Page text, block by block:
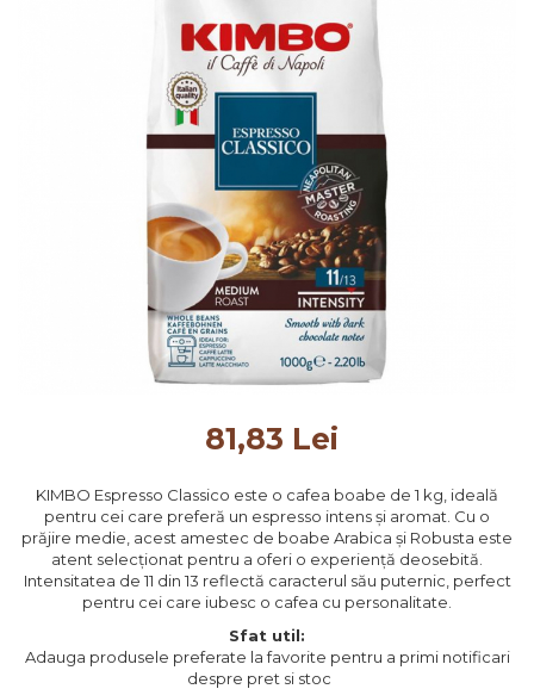
81,83 Lei
KIMBO Espresso Classico este o cafea boabe de 1 kg, ideală
pentru cei care preferă un espresso intens și aromat. Cu o
prăjire medie, acest amestec de boabe Arabica și Robusta este
atent selecționat pentru a oferi o experiență deosebită.
Intensitatea de 11 din 13 reflectă caracterul său puternic, perfect
pentru cei care iubesc o cafea cu personalitate.
Sfat util:
Adauga produsele preferate la favorite pentru a primi notificari
despre pret si stoc